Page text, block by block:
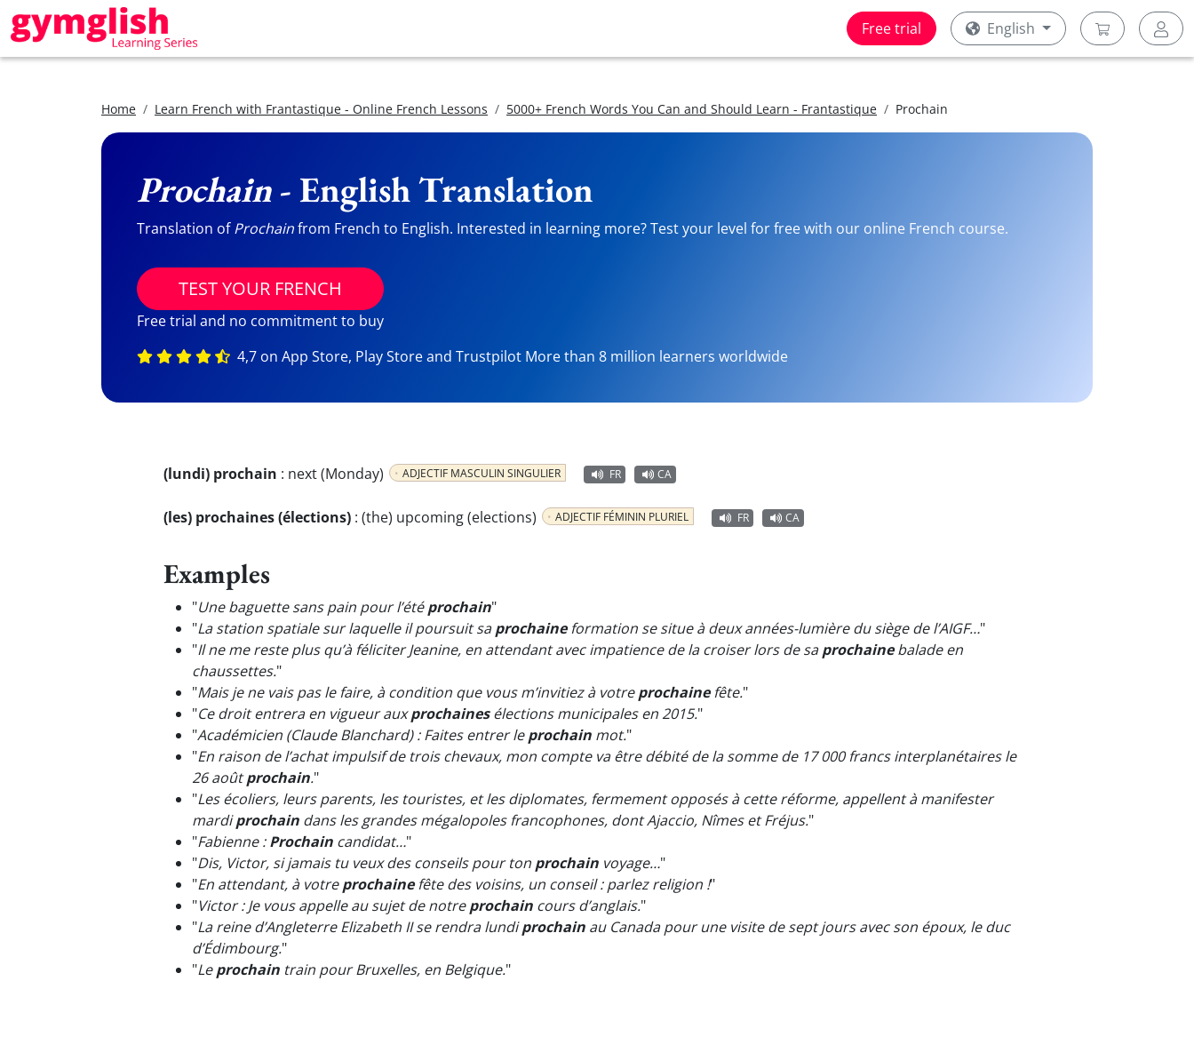
Free trial English
Home Learn French with Frantastique - Online French Lessons 5000+ French Words You Can and Should Learn - Frantastique Prochain
Prochain- English Translation
Translation ofProchainfrom French to English. Interested in learning more? Test your level for free with our online French course.
TEST YOUR FRENCH
Free trial and no commitment to buy
4,7 on App Store, Play Store and Trustpilot More than 8 million learners worldwide
(lundi) prochain : next (Monday) ADJECTIF MASCULIN SINGULIER FR CA
(les) prochaines (élections) : (the) upcoming (elections) ADJECTIF FÉMININ PLURIEL FR CA
Examples
"Une baguette sans pain pour l’étéprochain"
"La station spatiale sur laquelle il poursuit saprochaineformation se situe à deux années-lumière du siège de l’AIGF…"
"Il ne me reste plus qu’à féliciter Jeanine, en attendant avec impatience de la croiser lors de saprochainebalade en
chaussettes."
"Mais je ne vais pas le faire, à condition que vous m’invitiez à votreprochainefête."
"Ce droit entrera en vigueur auxprochainesélections municipales en 2015."
"Académicien (Claude Blanchard) : Faites entrer leprochain mot."
"En raison de l’achat impulsif de trois chevaux, mon compte va être débité de la somme de 17 000 francs interplanétaires le
26 aoûtprochain."
"Les écoliers, leurs parents, les touristes, et les diplomates, fermement opposés à cette réforme, appellent à manifester
mardiprochain dans les grandes mégalopoles francophones, dont Ajaccio, Nîmes et Fréjus."
"Fabienne :Prochain candidat…"
"Dis, Victor, si jamais tu veux des conseils pour ton prochain voyage…"
"En attendant, à votreprochainefête des voisins, un conseil : parlez religion !"
"Victor : Je vous appelle au sujet de notreprochain cours d’anglais."
"La reine d’Angleterre Elizabeth II se rendra lundiprochain au Canada pour une visite de sept jours avec son époux, le duc
d’Édimbourg."
"Leprochain train pour Bruxelles, en Belgique."